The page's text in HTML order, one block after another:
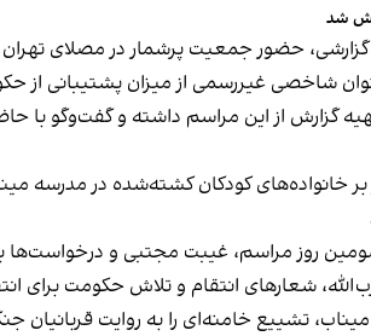
شد
نیز رویکردی مشابه داشت. این روزنامه ۱۳ تیر در
شاخصی غیررسمی از میزان پشتیبانی از
گزارش از این مراسم داشته و گفت‌وگو با
یکشنبه ۱۴ تیر منتشر شد، با تمرکز بر خانواده‌های کودکان
شعارهای انتقام و تلاش حکومت
تشییع خامنه‌ای را به روایت